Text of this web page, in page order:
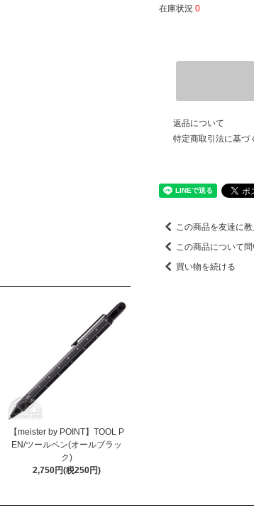
【meister by POINT】TOOL P
EN/ツールペン(オールブラッ
ク)
2,750円(税250円)
在庫状況 0
返品について
特定商取引法に基づ
この商品を友達に
この商品について
買い物を続ける